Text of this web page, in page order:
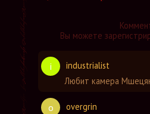
Вы можете
i
industrialist
Любит камера
o
overgrin